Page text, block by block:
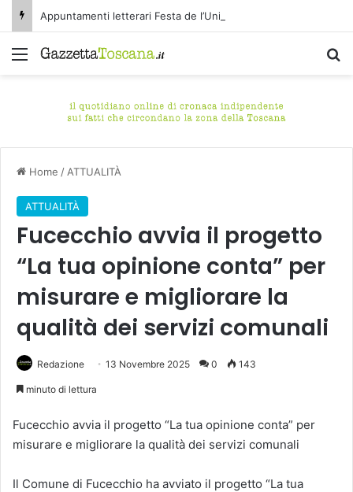
Appuntamenti letterari Festa de l’Unità Certaldo
Menu
Home / ATTUALITÀ
ATTUALITÀ
Fucecchio avvia il progetto
“La tua opinione conta” per
misurare e migliorare la
qualità dei servizi comunali
Redazione 13 Novembre 2025 0 143
minuto di lettura
Fucecchio avvia il progetto “La tua opinione conta” per
misurare e migliorare la qualità dei servizi comunali
Il Comune di Fucecchio ha avviato il progetto “La tua